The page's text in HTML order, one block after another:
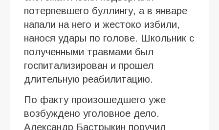
потерпевшего буллингу, а в январе
напали на него и жестоко избили,
нанося удары по голове. Школьник с
полученными травмами был
госпитализирован и прошел
длительную реабилитацию.
По факту произошедшего уже
возбуждено уголовное дело.
Александр Бастрыкин поручил